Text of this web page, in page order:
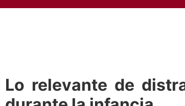
Lo relevante de